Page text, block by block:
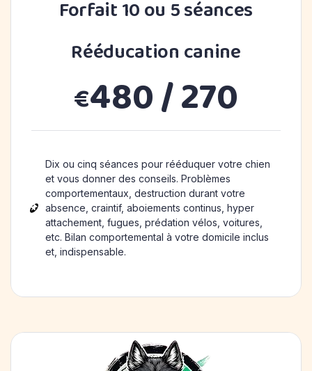
Forfait 10 ou 5 séances
Rééducation canine
€480 / 270
Dix ou cinq séances pour rééduquer votre chien
et vous donner des conseils. Problèmes
comportementaux, destruction durant votre
absence, craintif, aboiements continus, hyper
attachement, fugues, prédation vélos, voitures,
etc. Bilan comportemental à votre domicile inclus
et, indispensable.